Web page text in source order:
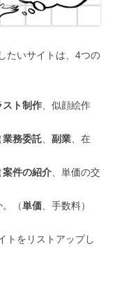
たいサイトは、4つの
スト制作 、似顔絵作
業務委託 副業 、在
案件の紹介 、単価の交
（単価 、手数料）
トをリストアップし